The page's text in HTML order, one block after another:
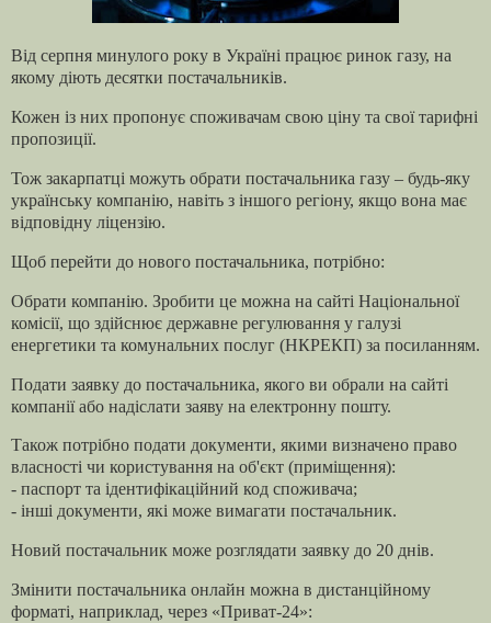
Від серпня минулого року в Україні працює ринок газу, на
якому діють десятки постачальників.
Кожен із них пропонує споживачам свою ціну та свої тарифні
пропозиції.
Тож закарпатці можуть обрати постачальника газу – будь-яку
українську компанію, навіть з іншого регіону, якщо вона має
відповідну ліцензію.
Щоб перейти до нового постачальника, потрібно:
Обрати компанію. Зробити це можна на сайті Національної
комісії, що здійснює державне регулювання у галузі
енергетики та комунальних послуг (НКРЕКП) за посиланням.
Подати заявку до постачальника, якого ви обрали на сайті
компанії або надіслати заяву на електронну пошту.
Також потрібно подати документи, якими визначено право
власності чи користування на об'єкт (приміщення):
- паспорт та ідентифікаційний код споживача;
- інші документи, які може вимагати постачальник.
Новий постачальник може розглядати заявку до 20 днів.
Змінити постачальника онлайн можна в дистанційному
форматі, наприклад, через «Приват-24»: